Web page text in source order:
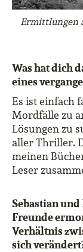
Ermittlungen
Was hat dich
eines
Es ist einfach
Mordfälle zu
Lösungen zu
aller Thriller.
meinen
Leser
Sebastian
Freunde
Verhältnis
sich